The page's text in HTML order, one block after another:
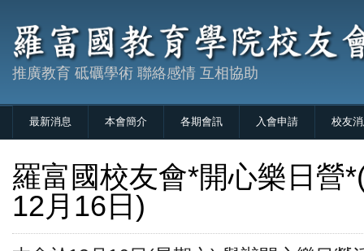
推廣教育 砥礪學術 聯絡感情 互相協助
最新消息 本會簡介 各期會訊 入會申請 校友
羅富國校友會*開心樂日營
12月16日)